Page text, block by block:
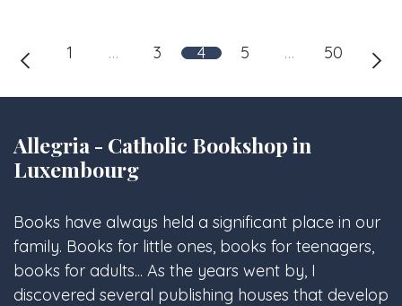
1 … 3 4 5 … 50
Allegria - Catholic Bookshop in
Luxembourg
Books have always held a significant place in our
family. Books for little ones, books for teenagers,
books for adults... As the years went by, I
discovered several publishing houses that develop